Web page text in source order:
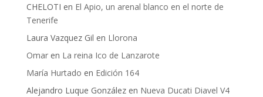
CHELOTI en El Apio, un arenal blanco en el norte de
Tenerife
Laura Vazquez Gil en Llorona
Omaren La reina Ico de Lanzarote
María Hurtado en Edición 164
Alejandro Luque Gonzálezen Nueva Ducati Diavel V4